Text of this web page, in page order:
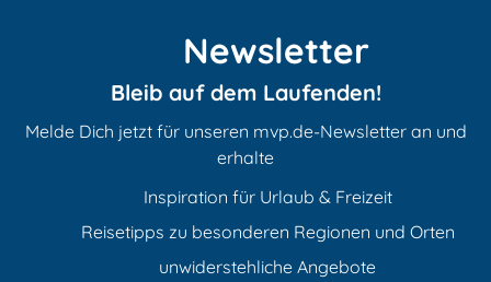
Newsletter
Bleib auf dem Laufenden!
Melde Dich jetzt für unseren mvp.de-Newsletter an und
erhalte
Inspiration für Urlaub & Freizeit
Reisetipps zu besonderen Regionen und Orten
unwiderstehliche Angebote